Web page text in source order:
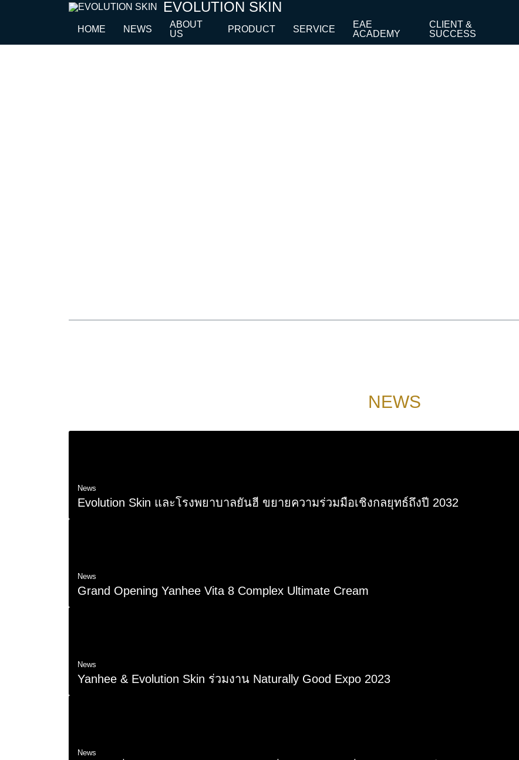
EVOLUTION SKIN
HOME NEWS
ABOUT
US
PRODUCT SERVICE
EAE
ACADEMY
CLIENT &
SUCCESS
NEWS
News
Evolution Skin และโรงพยาบาลยันฮี ขยายความร่วมมือเชิงกลยุทธ์ถึงปี 2032
News
Grand Opening Yanhee Vita 8 Complex Ultimate Cream
News
Yanhee & Evolution Skin ร่วมงาน Naturally Good Expo 2023
News